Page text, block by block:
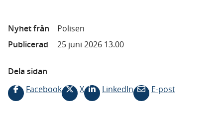
Nyhet från
Polisen
Publicerad
25 juni 2026 13.00
Dela sidan
Facebook
X LinkedIn E-post